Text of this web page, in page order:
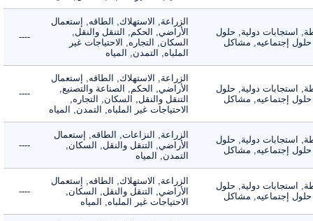
استجابات دولية, حلول
إجتماعيه, مشاكل
الزراعة, الاستهلاك, الطاقه, إستعمال
الأراضي, الحكم, التنقل والنقل,
السكان, التجاره, الاحتياجات غير
الملباه, التمدن, المياه
----
استجابات دولية, حلول
إجتماعيه, مشاكل
الزراعة, الاستهلاك, الطاقه, إستعمال
الأراضي, الحكم, الصناعة والتصنيع,
التنقل والنقل, السكان, التجاره,
الاحتياجات غير الملباه, التمدن, المياه
----
استجابات دولية, حلول
إجتماعيه, مشاكل
الزراعة, النزاعات, الطاقه, إستعمال
الأراضي, التنقل والنقل, السكان,
التمدن, المياه
----
استجابات دولية, حلول
إجتماعيه, مشاكل
الزراعة, الاستهلاك, الطاقه, إستعمال
الأراضي, التنقل والنقل, السكان,
الاحتياجات غير الملباه, المياه
----